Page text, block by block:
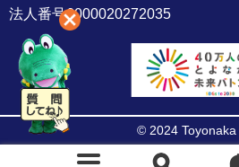
法人番号6000020272035
© 2024 Toyonaka